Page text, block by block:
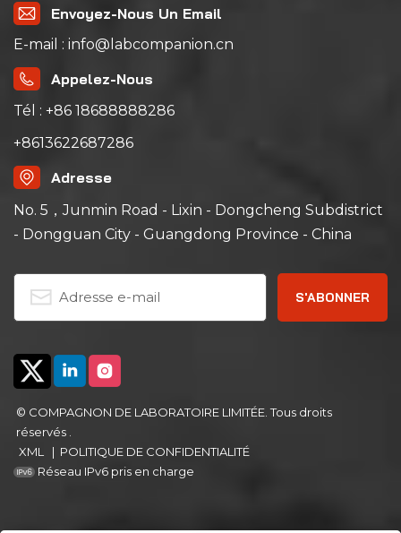
fiabilité des
composants, appareils
et systèmes
électroniques. Un test
de température
normal ne suffit
détecter le plus
rapidement possible
les points faibles
latents. Les
échantillons doivent
être soumis à de
changements de
température,
semblables à des
chambre d'essai de
choc thermique, des
extrêmement rapides
de –55 °C à +150 °C
peuvent être obtenus.
chambre. Cela permet
Envoyez-Nous Un Email
E-mail : info@labcompanion.cn
Appelez-Nous
Tél : +86 18688888286
+8613622687286
Adresse
No. 5，Junmin Road - Lixin - Dongcheng Subdistrict
- Dongguan City - Guangdong Province - China
© COMPAGNON DE LABORATOIRE LIMITÉE. Tous droits
réservés .
XML
| POLITIQUE DE CONFIDENTIALITÉ
Réseau IPv6 pris en charge